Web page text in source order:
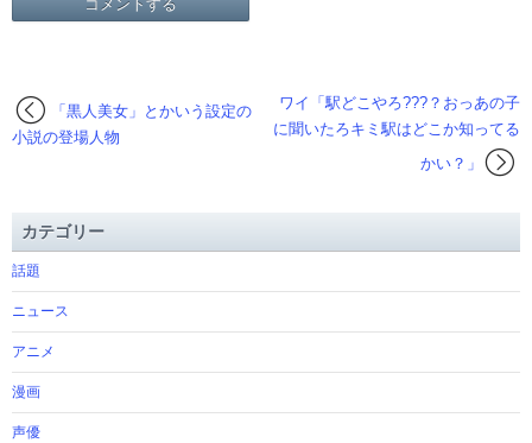
ワイ「駅どこやろ???？おっあの子
に聞いたろキミ駅はどこか知ってる
かい？」
「黒人美女」とかいう設定の
小説の登場人物
カテゴリー
話題
ニュース
アニメ
漫画
声優